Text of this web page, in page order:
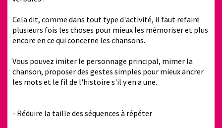
Cela dit, comme dans tout type d'activité, il faut refaire
plusieurs fois les choses pour mieux les mémoriser et plus
encore en ce qui concerne les chansons.
Vous pouvez imiter le personnage principal, mimer la
chanson, proposer des gestes simples pour mieux ancrer
les mots et le fil de l'histoire s'il y en a une.
- Réduire la taille des séquences à répéter